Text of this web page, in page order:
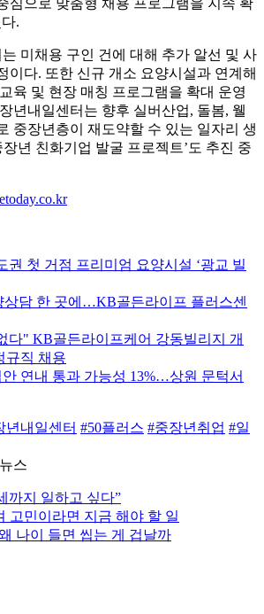
심으로 맞춤형 채용 프로그램을 지속 확
.
미채용 구인 건에 대해 추가 알선 및 사
이다. 또한 신규 개소 요양시설과 연계해
육 및 현장 매칭 프로그램을 확대 운영
년내일센터는 향후 실버산업, 돌봄, 웰
중장년층이 재도약할 수 있는 일자리 생
년 친화기업 발굴 프로젝트’도 추진 중
권 첫 거점 프리미엄 요양시설 ‘광교 빌
상담 한 곳에…KB골든라이프 플러스센
다" KB골든라이프케어 강동빌리지 개
규직 채용
연내 통과 가능성 13%…상원 문턱서
년내일센터 #50플러스 #중장년취업 #일
스
까지 일하고 싶다”
고민이라면 지금 해야 할 일
나이 들면 씹는 게 겁날까